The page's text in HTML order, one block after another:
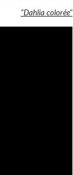
"Dahlia colorée"